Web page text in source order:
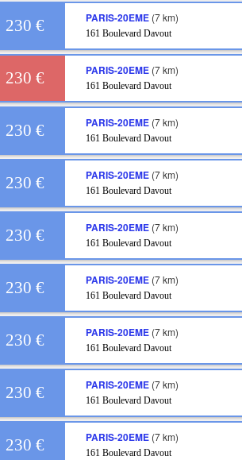
230 € PARIS-20EME(7 km)
161 Boulevard Davout
230 € PARIS-20EME(7 km)
161 Boulevard Davout
230 € PARIS-20EME(7 km)
161 Boulevard Davout
230 € PARIS-20EME(7 km)
161 Boulevard Davout
230 € PARIS-20EME(7 km)
161 Boulevard Davout
230 € PARIS-20EME(7 km)
161 Boulevard Davout
230 € PARIS-20EME(7 km)
161 Boulevard Davout
230 € PARIS-20EME(7 km)
161 Boulevard Davout
230 € PARIS-20EME(7 km)
161 Boulevard Davout